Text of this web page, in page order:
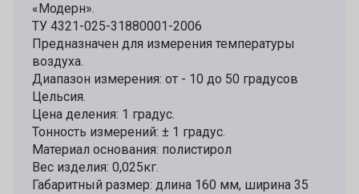
«Модерн».
ТУ 4321-025-31880001-2006
Предназначен для измерения температуры
воздуха.
Диапазон измерения: от - 10 до 50 градусов
Цельсия.
Цена деления: 1 градус.
Тонность измерений: ± 1 градус.
Материал основания: полистирол
Вес изделия: 0,025кг.
Габаритный размер: длина 160 мм, ширина 35